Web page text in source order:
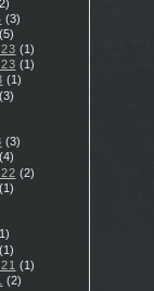
(3)
(5)
(1)
(1)
(1)
(3)
(3)
(4)
(2)
(1)
(1)
(1)
(2)